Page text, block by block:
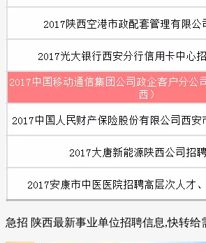
急招 陕西最新事业单位招聘信息,快转给